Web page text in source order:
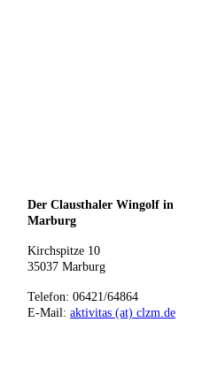
Der Clausthaler Wingolf in
Marburg
Kirchspitze 10
35037 Marburg
Telefon: 06421/64864
E-Mail: aktivitas (at) clzm.de